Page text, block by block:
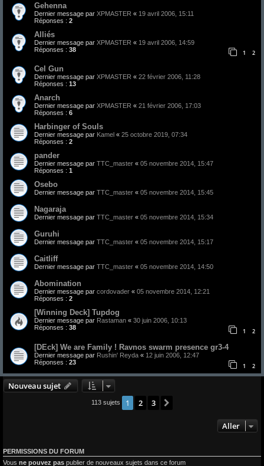
Gehenna
Dernier message par XPMASTER « 19 avril 2006, 15:11
Réponses : 2
Alliés
Dernier message par XPMASTER « 19 avril 2006, 14:59
Réponses : 38 1 2
Cel Gun
Dernier message par XPMASTER « 22 février 2006, 11:28
Réponses : 13
Anarch
Dernier message par XPMASTER « 21 février 2006, 17:03
Réponses : 6
Harbinger of Souls
Dernier message par Kamel « 25 octobre 2019, 07:34
Réponses : 2
pander
Dernier message par TTC_master « 05 novembre 2014, 15:47
Réponses : 1
Osebo
Dernier message par TTC_master « 05 novembre 2014, 15:45
Nagaraja
Dernier message par TTC_master « 05 novembre 2014, 15:34
Guruhi
Dernier message par TTC_master « 05 novembre 2014, 15:17
Caitliff
Dernier message par TTC_master « 05 novembre 2014, 14:50
Abomination
Dernier message par cordovader « 05 novembre 2014, 12:21
Réponses : 2
[Winning Deck] Tupdog
Dernier message par Rastaman « 30 juin 2006, 10:13
Réponses : 38 1 2
[DEck] We are Family ! Ravnos swarm presence gr3-4
Dernier message par Rushin' Reyda « 12 juin 2006, 12:47
Réponses : 23 1 2
Nouveau sujet
113 sujets 1 2 3
Aller
PERMISSIONS DU FORUM
Vous ne pouvez pas publier de nouveaux sujets dans ce forum